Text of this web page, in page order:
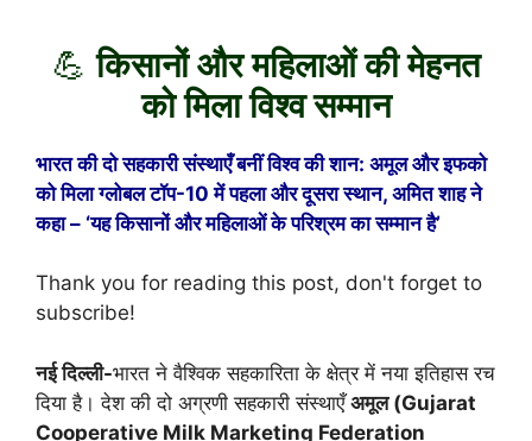
💪किसानों और महिलाओं की मेहनत
को मिला विश्व सम्मान
भारत की दो सहकारी संस्थाएँ बनीं विश्व की शान: अमूल और इफको
को मिला ग्लोबल टॉप-10 में पहला और दूसरा स्थान, अमित शाह ने
कहा – ‘यह किसानों और महिलाओं के परिश्रम का सम्मान है’
Thank you for reading this post, don't forget to
subscribe!
नई दिल्ली-भारत ने वैश्विक सहकारिता के क्षेत्र में नया इतिहास रच
दिया है। देश की दो अग्रणी सहकारी संस्थाएँअमूल (Gujarat
Cooperative Milk Marketing Federation